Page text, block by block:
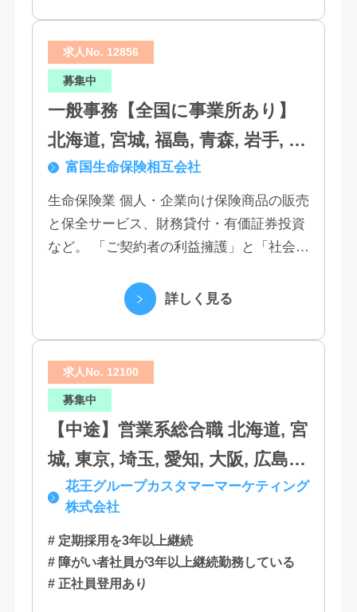
求人No. 12856
募集中
一般事務【全国に事業所あり】
北海道, 宮城, 福島, 青森, 岩手, 秋
田, 山形, 東京, 神奈川, 千葉, 埼
玉, 茨城, 栃木, 群馬, 新潟, 石川,
富山, 福井, 長野, 山梨, 愛知, 静
岡, 三重, 岐阜, 大阪, 京都, 兵庫,
滋賀, 奈良, 和歌山, 広島, 岡山, 山
口, 鳥取, 島根, 香川, 愛媛, 徳島,
高知, 福岡, 長崎, 熊本, 鹿児島, 大
分, 宮崎, 佐賀, 沖縄
富国生命保険相互会社
生命保険業 個人・企業向け保険商品の販売
と保全サービス、財務貸付・有価証券投資
など。 「ご契約者の利益擁護」と「社会へ
づく「お客さま基点」をスローガンに掲
詳しく見る
求人No. 12100
募集中
【中途】営業系総合職 北海道, 宮
城, 東京, 埼玉, 愛知, 大阪, 広島,
福岡花王グループカスタマーマーケティング
株式会社
# 定期採用を3年以上継続
# 障がい者社員が3年以上継続勤務している
# 正社員登用あり